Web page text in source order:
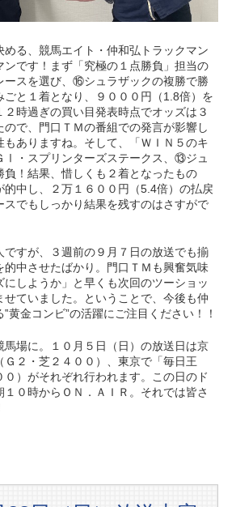
める、競馬エイト・仲和弘トラックマン
ンです！まず「究極の１点勝負」担当の
ースを選び、⑯シュラザックの複勝で勝
ごと１着となり、９０００円（1.8倍）を
時過ぎの買い目発表時点でオッズは３
ので、門口ＴＭの番組での発言が影響し
もありますね。そして、「ＷＩＮ５のキ
Ⅰ・スプリンターズステークス、⑬ジュ
負！結果、惜しくも２着となったもの
的中し、２万１６００円（5.4倍）の払戻
スでもしっかり結果を残すのはさすがで
ですが、３週前の９月７日の放送でも揃
的中させたばかり。門口ＴＭも興奮気味
にしようか」と早くも次回のツーショッ
せていました。ということで、今後も仲
黄金コンビ”の活躍にご注目ください！！
馬場に。１０月５日（日）の放送日は京
Ｇ２・芝２４００）、東京で「毎日王
）がそれぞれ行われます。この日のド
０時からＯＮ．ＡＩＲ。それでは皆さ